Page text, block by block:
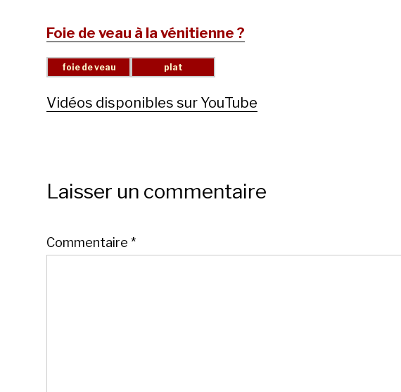
Foie de veau à la vénitienne ?
Vidéos disponibles sur YouTube
Laisser un commentaire
Commentaire *